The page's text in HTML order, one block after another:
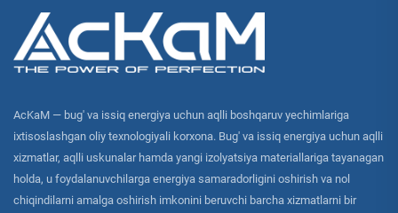
AcKaM — bug' va issiq energiya uchun aqlli boshqaruv yechimlariga
ixtisoslashgan oliy texnologiyali korxona. Bug' va issiq energiya uchun aqlli
xizmatlar, aqlli uskunalar hamda yangi izolyatsiya materiallariga tayanagan
holda, u foydalanuvchilarga energiya samaradorligini oshirish va nol
chiqindilarni amalga oshirish imkonini beruvchi barcha xizmatlarni bir